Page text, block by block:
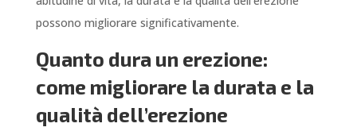
possono migliorare significativamente.
Quanto dura un erezione:
come migliorare la durata e la
qualità dell’erezione